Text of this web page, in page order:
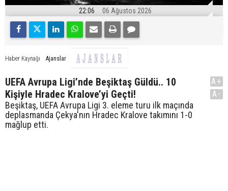
22:06 06 Ağustos 2026
Haber Kaynağı Ajanslar
UEFA Avrupa Ligi’nde Beşiktaş Güldü.. 10
Kişiyle Hradec Kralove’yi Geçti!
Beşiktaş, UEFA Avrupa Ligi 3. eleme turu ilk maçında
deplasmanda Çekya'nın Hradec Kralove takımını 1-0
mağlup etti.
A+
A-